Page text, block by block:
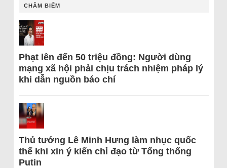
CHÂM BIẾM
Phạt lên đến 50 triệu đồng: Người dùng
mạng xã hội phải chịu trách nhiệm pháp lý
khi dẫn nguồn báo chí
Thủ tướng Lê Minh Hưng làm nhục quốc
thể khi xin ý kiến chỉ đạo từ Tổng thống
Putin